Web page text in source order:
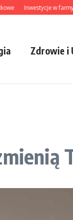
Inwestycje w farmy
Zdrowie i